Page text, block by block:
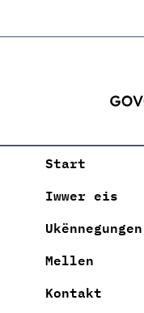
Start
Iwwer eis
Ukënnegungen
Mellen
Kontakt